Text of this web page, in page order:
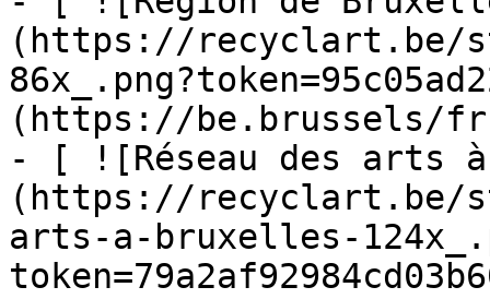
(https://recyclart.be/
(https://be.brussels/
- [ ![Réseau des arts
(https://recyclart.be/
arts-a-bruxelles-